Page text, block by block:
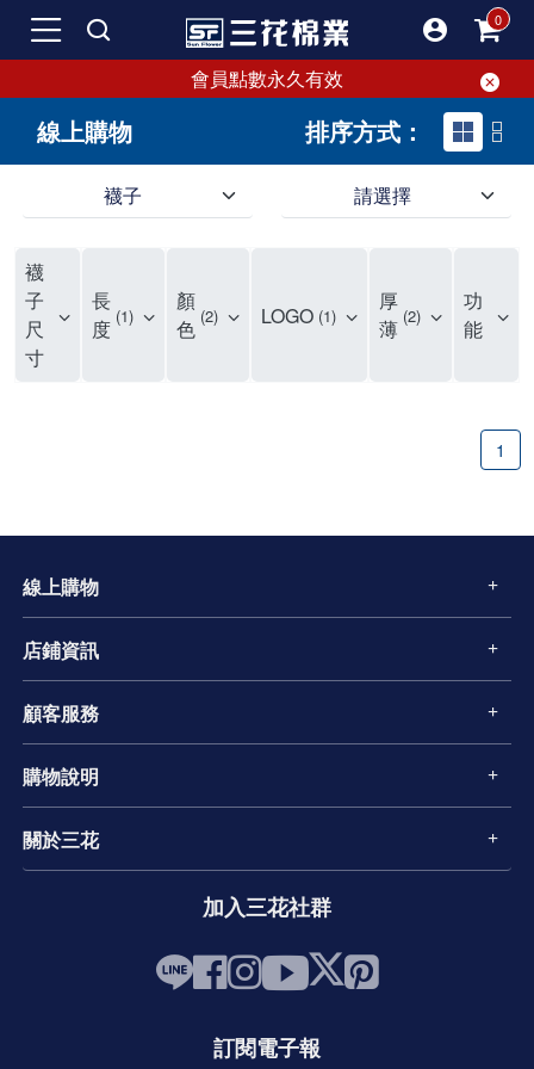
會員點數永久有效
線上購物 排序方式：
襪子 請選擇
現在就來三花購買深受許多潮流女孩喜愛的襪子吧！好穿舒適、不咬腳、不滑脫，短襪不用再拉。各種鞋款都有適合搭配的襪子，不怕穿搭有問題。運動、休閒用短襪全都有！
如何挑選高品質的短襪？注重品質的三花短襪，特選高級優質棉料，保持雙腳透氣不悶熱。襪子具有良好的透氣性，自然讓腳不悶臭，讓您每天穿得健康、舒適。好襪子陪你走更遠！
品質優零負擔，全家人都適合的好襪子在三花!長輩、久坐辦公室最適合無鬆緊帶襪子、運動跑步打球雙層毛巾底短襪保護最有力，日常休閒短襪穿搭簡易最省時。耐洗耐穿超省錢!
三花襪子嚴選優質棉料，吸汗透氣、乾爽舒適，不易滑動。作為日常必備的襪子，其符合人體工學與時尚設計，令人穿上即感舒適。三花50年來專注改良，以精湛工藝打造超乎想像的舒適體驗。追求美感與實用兼備的您，絕對不能錯過三花襪子，即刻入手，體驗潮流與舒適的完美結合。
"最近一批襪子都相繼損壞，所以又到了採購新襪子的時間了！剛好又是換季，可以買適合當季的襪子，增添一些生活的小確幸。我通常一次會買6-8雙襪子，然後整批襪子幾乎會在差不多的時間陣亡，再換下一批。這種一年大概買兩次的習慣，讓6-8雙短襪輪流穿半年，不會太浪費，也避免穿著鬆垮的襪子很糗。 每次換襪子時，我都會嘗試一個新品牌來試試看。這次我選了已有50多年歷史的老牌子——三花。可能有人會問，三花襪子這麼有名，為何現在才選？其實我一直知道這品牌，但過去對他們家的產品印象是主要賣給男生的中筒襪，因此未曾購買。最近在捷運和網站上頻繁看到三花的廣告，便上網探究了一下。驚喜發現，他們家竟然也推出了很多適合女生穿的短襪，而且款式很漂亮，不再僅僅針對中年男性。 這次我訂了8雙襪子，總共500元，一雙平均只要62元（短襪價格依官網為主），真的很划算。而且，他們的物流速度超快，官網下單後隔天襪子就到貨了，這點我特別喜歡。收到襪子後，我還特地將它們一字排開，場面也蠻壯觀的。我訂了素色短襪、條紋短襪和撞色運動短襪，還為我老公買了一雙紳士襪。為了迎接夏天的到來，也幫他準備些薄襪子，畢竟穿皮鞋搭配厚重的運動襪真的不太合適。 這次的嘗試中，最讓我驚艷的是運動短襪。雙層毛巾底的設計，一開始以為會太厚，但實際穿上後發現這款襪子的吸震效果不輸其他運動品牌，吸濕性也非常強。我特意用水滴試驗，結果也很滿意。運動短襪的關鍵就是吸汗和吸震，這樣能讓整個運動過程不黏膩，並有效減少腳與鞋子的摩擦，避免脫跟的情況發生，增添了運動的舒適感。 此外，對於孩子來說，這款運動短襪的耐用性也讓我很滿意。其他品牌的襪子大概只能撐2個月，但看來這次的三花短襪應該能撐3個月以上，使用壽命更長，是一位媽媽的好幫手，既省錢又減少購買頻率。 至於我老公，最初覺得穿薄襪搭配皮鞋不太舒服，但後來漸漸習慣並喜歡上薄襪的輕盈感。畢竟太厚的襪子會改變皮鞋的形狀。三花的無鬆緊帶設計對久坐辦公的他來說，解決了腿部血液循環不良的問題，減少了勒痕，襪子脫下後也不再長時間地感到不適，這讓我們都很滿意。 總體來說，這次三花短襪的體驗還算不錯，無脫跟問題，且吸震和吸汗效果顯著。老公和孩子的襪子選擇也都很成功。未來我會再觀察這些襪子的耐用性，再決定是否回購。當下來看，三花是個值得推薦的品牌。
襪
子
尺
寸
長
度 1
顏
色 2 LOGO 1
厚
薄 2
功
能
1
線上購物
店鋪資訊
顧客服務
購物說明
關於三花
加入三花社群
訂閱電子報